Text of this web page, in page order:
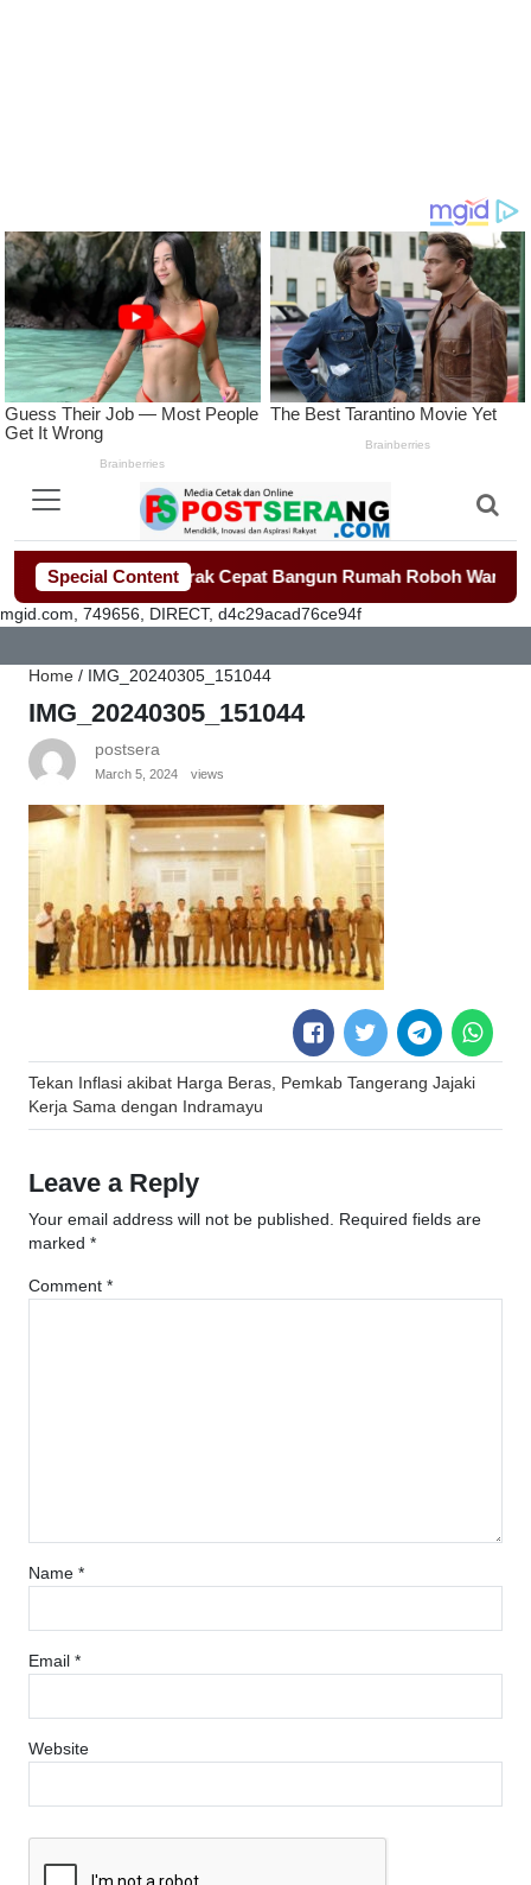
Special Content
Tangerang Gerak Cepat Bangun Rumah Roboh Warga
mgid.com, 749656, DIRECT, d4c29acad76ce94f
Home / IMG_20240305_151044
IMG_20240305_151044
postsera
March 5, 2024 views
Post
navigation
Tekan Inflasi akibat Harga Beras, Pemkab Tangerang Jajaki
Kerja Sama dengan Indramayu
Leave a Reply
Your email address will not be published. Required fields are
marked *
Comment *
Name *
Email *
Website